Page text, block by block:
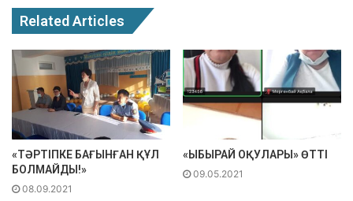
Related Articles
«ТӘРТІПКЕ БАҒЫНҒАН ҚҰЛ
БОЛМАЙДЫ!»
08.09.2021
«ЫБЫРАЙ ОҚУЛАРЫ» ӨТТІ
09.05.2021